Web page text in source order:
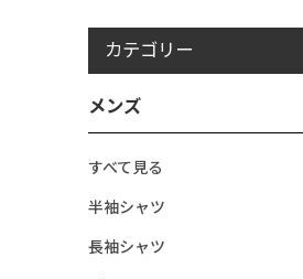
カテゴリー
メンズ
すべて見る
半袖シャツ
長袖シャツ